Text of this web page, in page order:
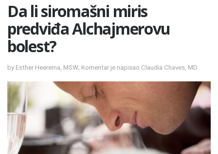
Da li siromašni miris
predviđa Alchajmerovu
bolest?
by Esther Heerema, MSW; Komentar je napisao Claudia Chaves, MD